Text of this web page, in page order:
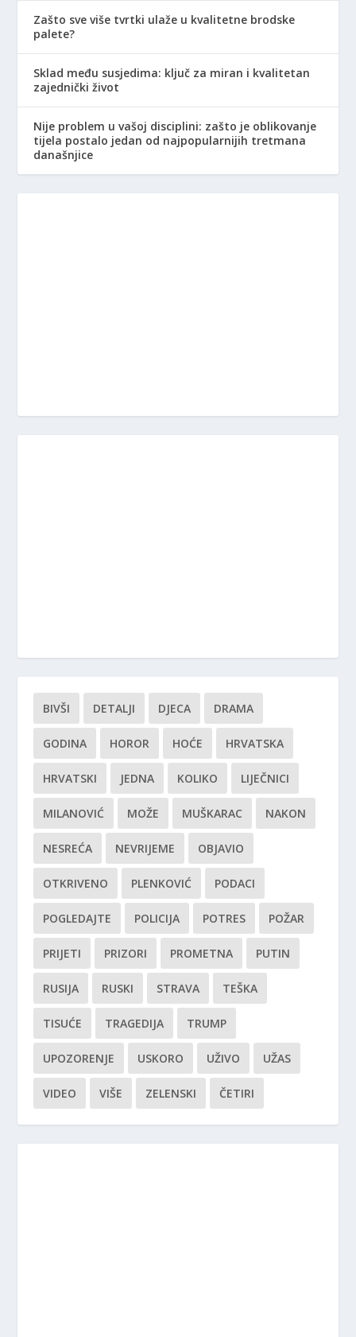
Zašto sve više tvrtki ulaže u kvalitetne brodske
palete?
Sklad među susjedima: ključ za miran i kvalitetan
zajednički život
Nije problem u vašoj disciplini: zašto je oblikovanje
tijela postalo jedan od najpopularnijih tretmana
današnjice
BIVŠI DETALJI DJECA DRAMA
GODINA HOROR HOĆE HRVATSKA
HRVATSKI JEDNA KOLIKO LIJEČNICI
MILANOVIĆ MOŽE MUŠKARAC NAKON
NESREĆA NEVRIJEME OBJAVIO
OTKRIVENO PLENKOVIĆ PODACI
POGLEDAJTE POLICIJA POTRES POŽAR
PRIJETI PRIZORI PROMETNA PUTIN
RUSIJA RUSKI STRAVA TEŠKA
TISUĆE TRAGEDIJA TRUMP
UPOZORENJE USKORO UŽIVO UŽAS
VIDEO VIŠE ZELENSKI ČETIRI